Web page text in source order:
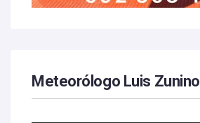
Meteorólogo Luis Zunino